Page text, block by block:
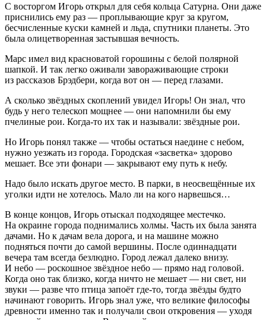
С восторгом Игорь открыл для себя кольца Сатурна. Они даже
приснились ему раз — проплывающие круг за кругом,
бесчисленные куски камней и льда, спутники планеты. Это
была олицетворенная застывшая вечность.
Марс имел вид красноватой горошины с белой полярной
шапкой. И так легко оживали завораживающие строки
из рассказов Брэдбери, когда вот он — перед глазами.
А сколько звёздных скоплений увидел Игорь! Он знал, что
будь у него телескоп мощнее — они напомнили бы ему
пчелиные рои. Когда-то их так и называли: звёздные рои.
Но Игорь понял также — чтобы остаться наедине с небом,
нужно уезжать из города. Городская «засветка» здорово
мешает. Все эти фонари — закрывают ему путь к небу.
Надо было искать другое место. В парки, в неосвещённые их
уголки идти не хотелось. Мало ли на кого нарвешься…
В конце концов, Игорь отыскал подходящее местечко.
На окраине города поднимались холмы. Часть их была занята
дачами. Но к дачам вела дорога, и на машине можно
подняться почти до самой вершины. После одиннадцати
вечера там всегда безлюдно. Город лежал далеко внизу.
И небо — роскошное звёздное небо — прямо над головой.
Когда оно так близко, когда ничто не мешает — ни свет, ни
звуки — разве что птица запоёт где-то, тогда звёзды будто
начинают говорить. Игорь знал уже, что великие философы
древности именно так и получали свои откровения — уходя